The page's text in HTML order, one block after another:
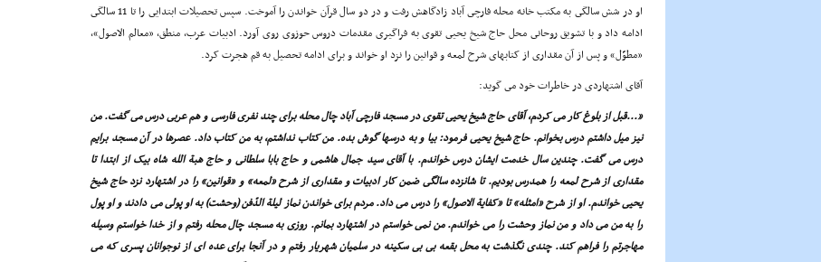
او در شش سالگى به مکتب خانه محله فارچى آباد زادگاهش رفت و در دو سال قرآن خواندن را آموخت. سپس تحصیلات ابتدایى را تا 11 سالگى
ادامه داد و با تشویق روحانى محل حاج شیخ یحیى تقوى به فراگیرى مقدمات دروس حوزوى روى آورد. ادبیات عرب، منطق، «معالم الاصول»،
«مطوَّل» و پس از آن مقدارى از کتابهاى شرح لمعه و قوانین را نزد او خواند و براى ادامه تحصیل به قم هجرت کرد.
آقاى اشتهاردى در خاطرات خود مى گوید:
«...قبل از بلوغ کار مى کردم، آقاى حاج شیخ یحیى تقوى در مسجد فارچى آباد چال محله براى چند نفرى فارسى و هم عربى درس مى گفت. من
نیز میل داشتم درس بخوانم. حاج شیخ یحیى فرمود: بیا و به درسها گوش بده. من کتاب نداشتم، به من کتاب داد. عصرها در آن مسجد برایم
درس مى گفت. چندین سال خدمت ایشان درس خواندم. با آقاى سید جمال هاشمى و حاج بابا سلطانى و حاج هبة الله شاه بیک از ابتدا تا
مقدارى از شرح لمعه را همدرس بودیم. تا شانزده سالگى ضمن کار ادبیات و مقدارى از شرح «لمعه» و «قوانین» را در اشتهارد نزد حاج شیخ
یحیى خواندم. او از شرح «امثله» تا «کفایة الاصول» را درس مى داد. مردم براى خواندن نماز لیلة الدّفن (وحشت) به او پولى مى دادند و او پول
را به من مى داد و من نماز وحشت را مى خواندم. من نمى خواستم در اشتهارد بمانم. روزى به مسجد چال محله رفتم و از خدا خواستم وسیله
مهاجرتم را فراهم کند. چندى نگذشت به محل بقعه بى بى سکینه در سلمیان شهریار رفتم و در آنجا براى عده اى از نوجوانان پسرى که مى